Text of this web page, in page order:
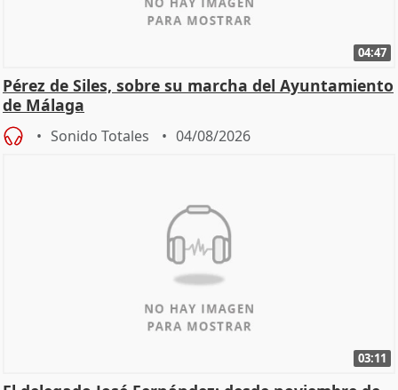
04:47
Pérez de Siles, sobre su marcha del Ayuntamiento
de Málaga
Sonido Totales 04/08/2026
03:11